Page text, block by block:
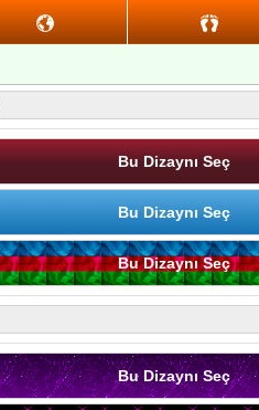
Bu Dizaynı Seç
Bu Dizaynı Seç
Bu Dizaynı Seç
Bu Dizaynı Seç